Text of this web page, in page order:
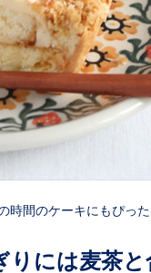
時間のケーキにもぴっ
には麦茶と